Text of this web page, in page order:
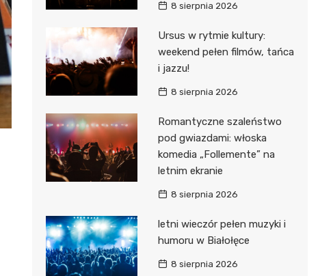
8 sierpnia 2026
Ursus w rytmie kultury:
weekend pełen filmów, tańca
i jazzu!
8 sierpnia 2026
Romantyczne szaleństwo
pod gwiazdami: włoska
komedia „Follemente” na
letnim ekranie
8 sierpnia 2026
letni wieczór pełen muzyki i
humoru w Białołęce
8 sierpnia 2026